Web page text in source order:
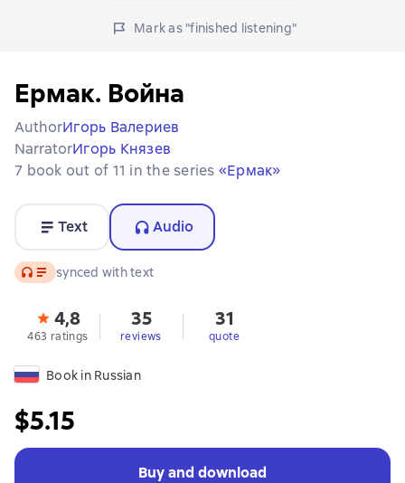
Mark as "finished listening"
Ермак. Война
AuthorИгорь Валериев
NarratorИгорь Князев
7 book out of 11 in the series «Ермак»
Text Audio
Audio synced with text
4,8
463 ratings
35
reviews
31
quote
Book in Russian
$5.15
Buy and download